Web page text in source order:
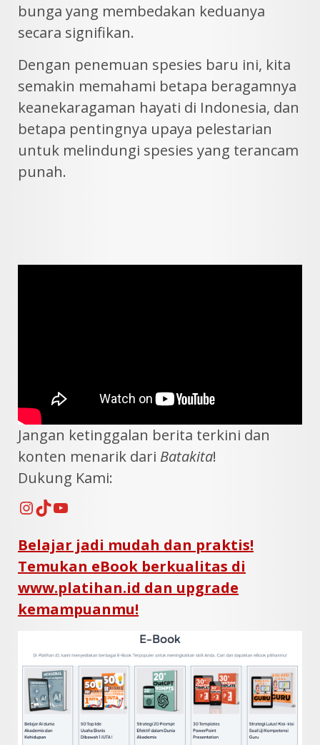
bunga yang membedakan keduanya
secara signifikan.
Dengan penemuan spesies baru ini, kita
semakin memahami betapa beragamnya
keanekaragaman hayati di Indonesia, dan
betapa pentingnya upaya pelestarian
untuk melindungi spesies yang terancam
punah.
Jangan ketinggalan berita terkini dan
konten menarik dari Batakita!
Dukung Kami:
Instagram
TikTok
YouTube
Belajar jadi mudah dan praktis!
Temukan eBook berkualitas di
www.platihan.id dan upgrade
kemampuanmu!